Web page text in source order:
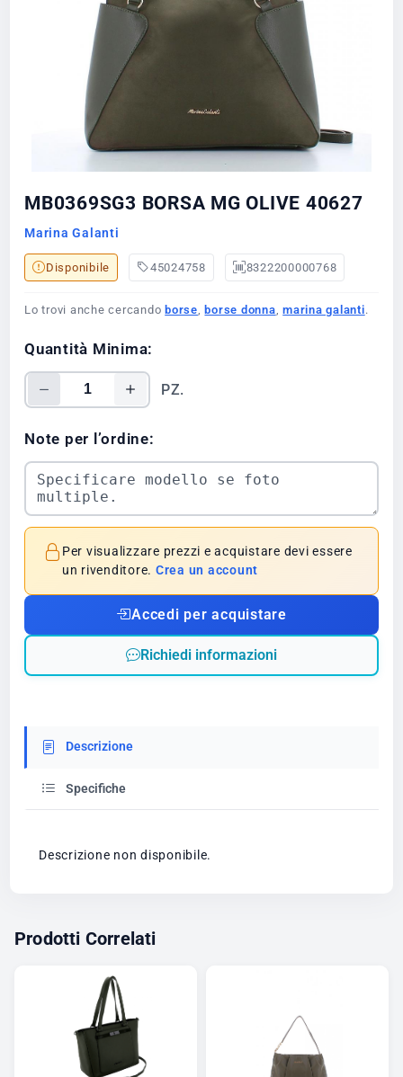
MB0369SG3 BORSA MG OLIVE 40627
Marina Galanti
Disponibile 45024758 8322200000768
Lo trovi anche cercando borse, borse donna,marina galanti.
Quantità Minima:
PZ.
Note per l’ordine:
Per visualizzare prezzi e acquistare devi essere
un rivenditore. Crea un account
Accedi per acquistare
Richiedi informazioni
Descrizione
Specifiche
Descrizione non disponibile.
Prodotti Correlati